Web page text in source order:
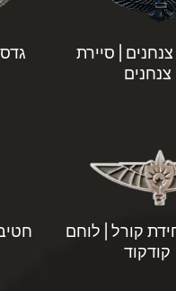
| סיירת
צנחנים
קורל | לוחם
קודקוד